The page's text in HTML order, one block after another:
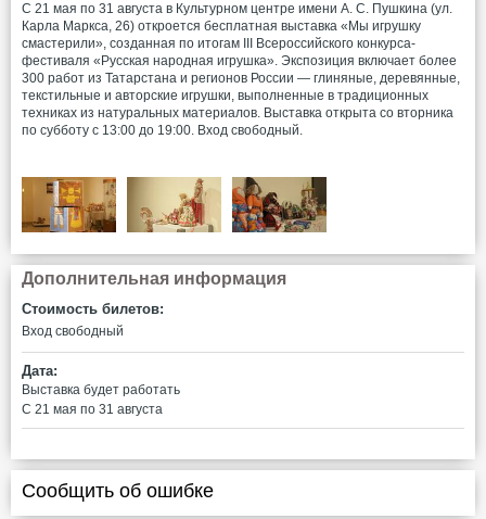
С 21 мая по 31 августа в Культурном центре имени А. С. Пушкина (ул.
Карла Маркса, 26) откроется бесплатная выставка «Мы игрушку
смастерили», созданная по итогам III Всероссийского конкурса-
фестиваля «Русская народная игрушка». Экспозиция включает более
300 работ из Татарстана и регионов России — глиняные, деревянные,
текстильные и авторские игрушки, выполненные в традиционных
техниках из натуральных материалов. Выставка открыта со вторника
по субботу с 13:00 до 19:00. Вход свободный.
Дополнительная информация
Стоимость билетов:
Вход свободный
Дата:
Выставка будет работать
С 21 мая по 31 августа
Сообщить об ошибке